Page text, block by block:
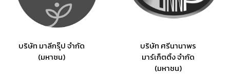
บริษัท มาลีกรุ๊ป จำกัด
(มหาชน)
บริษัท ศรีนานาพร
มาร์เก็ตติ้ง จำกัด
(มหาชน)